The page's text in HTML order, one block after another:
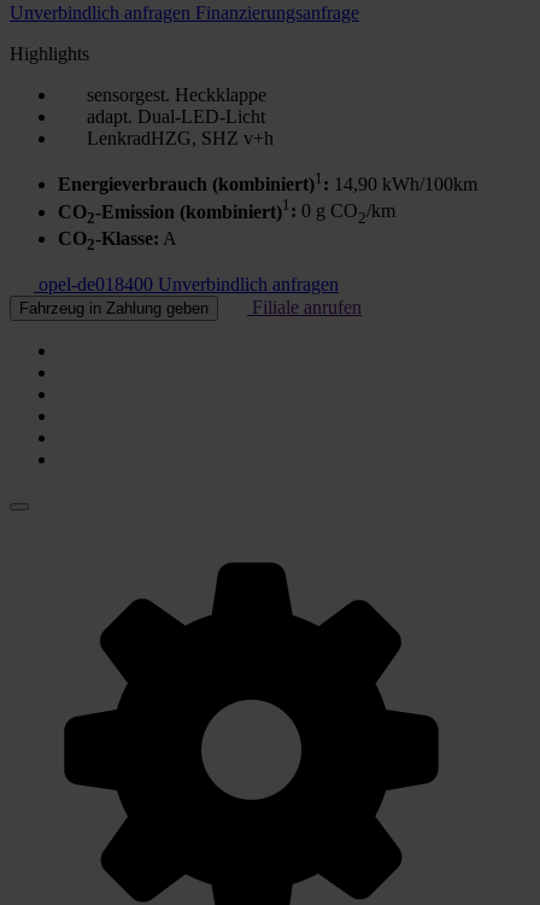
Unverbindlich anfragen Finanzierungsanfrage
Highlights
sensorgest. Heckklappe
adapt. Dual-LED-Licht
LenkradHZG, SHZ v+h
Energieverbrauch (kombiniert)1 : 14,90 kWh/100km
CO2-Emission (kombiniert)1 : 0 g CO2/km
CO2-Klasse: A
opel-de018400 Unverbindlich anfragen
Fahrzeug in Zahlung geben Filiale anrufen